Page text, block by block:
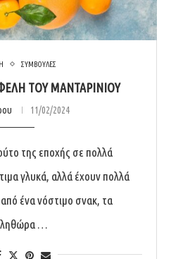
ΣΥΜΒΟΥΛΕΣ
ΤΟΥ ΜΑΝΤΑΡΙΝΙΟΥ
11/02/2024
της εποχής σε πολλά
γλυκά, αλλά έχουν πολλά
ένα νόστιμο σνακ, τα
…